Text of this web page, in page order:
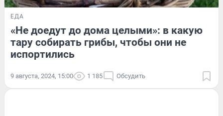
ЕДА
«Не доедут до дома целыми»: в какую
тару собирать грибы, чтобы они не
испортились
9 августа, 2024, 15:00 1 185 Обсудить